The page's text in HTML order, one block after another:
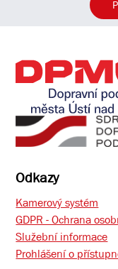
Odkazy
Kamerový systém
GDPR - Ochrana
Služební informace
Prohlášení o